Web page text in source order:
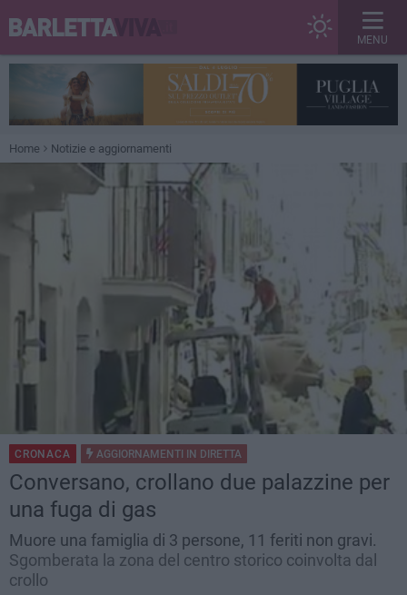
MENU
Home Notizie e aggiornamenti
CRONACA AGGIORNAMENTI IN DIRETTA
Conversano, crollano due palazzine per
una fuga di gas
Muore una famiglia di 3 persone, 11 feriti non gravi.
Sgomberata la zona del centro storico coinvolta dal
crollo